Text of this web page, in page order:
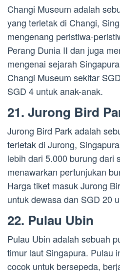
Changi Museum adalah
yang terletak di Changi,
mengenang peristiwa-
Perang Dunia II dan juga
mengenai sejarah
Changi Museum sekitar
SGD 4 untuk anak-anak.
21. Jurong Bird
Jurong Bird Park adalah
terletak di Jurong,
lebih dari 5.000 burung dari
menawarkan pertunjukan
Harga tiket masuk Jurong
untuk dewasa dan SGD 20
22. Pulau Ubin
Pulau Ubin adalah sebuah
timur laut Singapura. Pulau
cocok untuk bersepeda,